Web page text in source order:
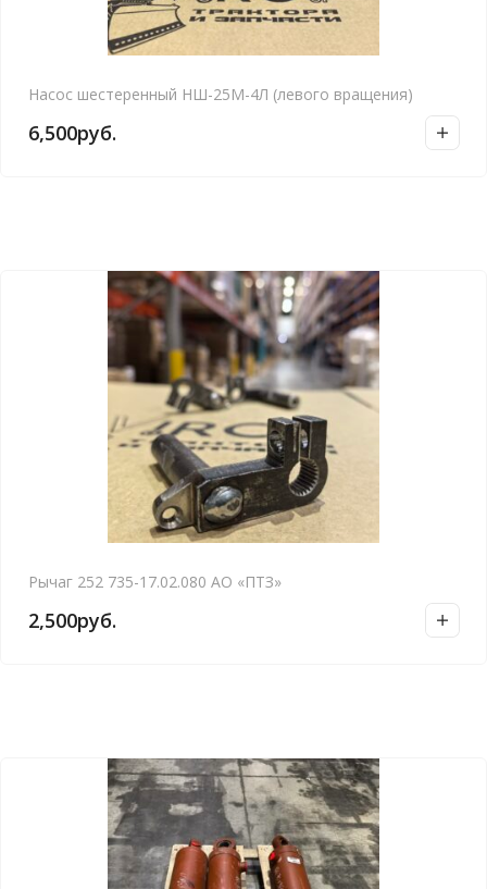
Насос шестеренный НШ-25М-4Л (левого вращения)
6,500руб.
Рычаг 252 735-17.02.080 АО «ПТЗ»
2,500руб.